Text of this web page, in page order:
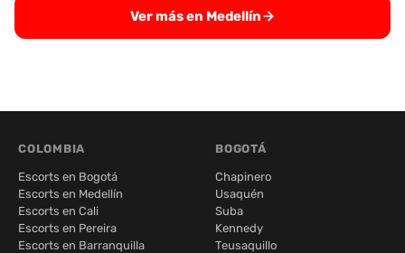
Ver más en Medellín
COLOMBIA
Escorts en Bogotá
Escorts en Medellín
Escorts en Cali
Escorts en Pereira
Escorts en Barranquilla
BOGOTÁ
Chapinero
Usaquén
Suba
Kennedy
Teusaquillo